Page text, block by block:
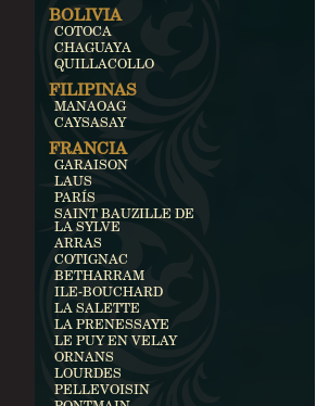
BOLIVIA
COTOCA
CHAGUAYA
QUILLACOLLO
FILIPINAS
MANAOAG
CAYSASAY
FRANCIA
GARAISON
LAUS
PARÍS
SAINT BAUZILLE DE
LA SYLVE
ARRAS
COTIGNAC
BETHARRAM
ILE-BOUCHARD
LA SALETTE
LA PRENESSAYE
LE PUY EN VELAY
ORNANS
LOURDES
PELLEVOISIN